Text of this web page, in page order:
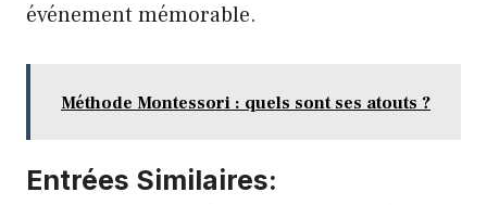
événement mémorable.
Méthode Montessori : quels sont ses atouts ?
Entrées Similaires: